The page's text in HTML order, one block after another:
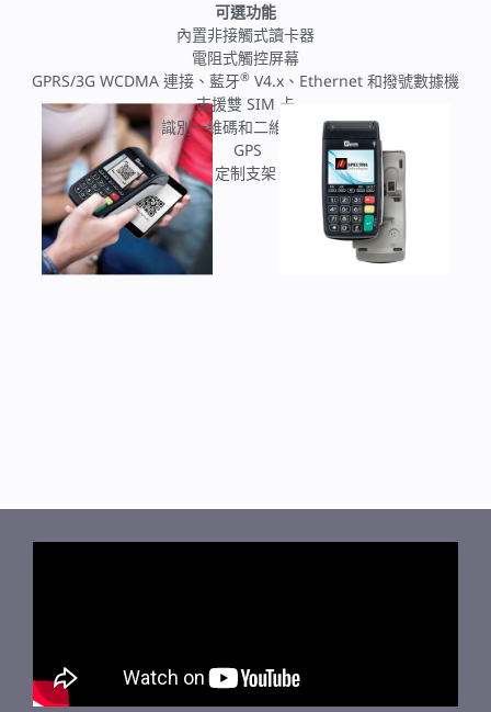
可選功能
內置非接觸式讀卡器
電阻式觸控屏幕
GPRS/3G WCDMA 連接、藍牙® V4.x、Ethernet 和撥號數據機
支援雙 SIM 卡
識別一維碼和二維碼鏡頭
GPS
定制支架